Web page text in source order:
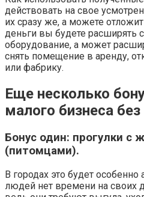
действовать на свое
их сразу же, а можете
деньги вы будете расширять
оборудование, а может
снять помещение в аренду,
или фабрику.
Еще несколько
малого бизнеса
Бонус один: прогулки с
(питомцами).
В городах это будет особенно
людей нет времени на своих